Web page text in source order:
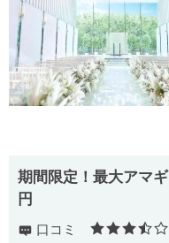
期間限定！最大アマ
円
口コミ